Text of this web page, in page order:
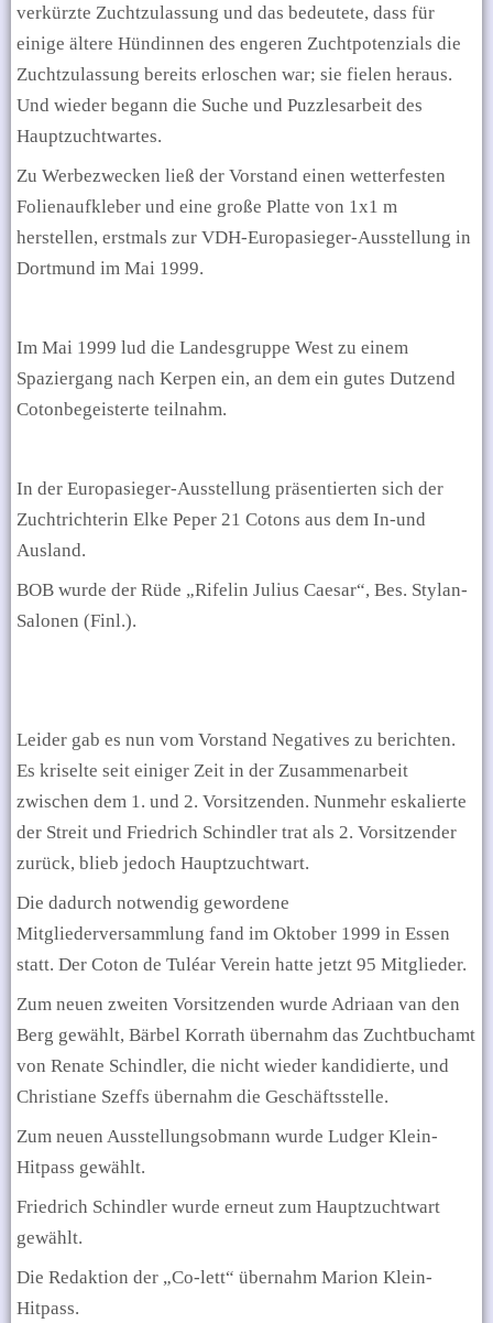
verkürzte Zuchtzulassung und das bedeutete, dass für
einige ältere Hündinnen des engeren Zuchtpotenzials die
Zuchtzulassung bereits erloschen war; sie fielen heraus.
Und wieder begann die Suche und Puzzlesarbeit des
Hauptzuchtwartes.
Zu Werbezwecken ließ der Vorstand einen wetterfesten
Folienaufkleber und eine große Platte von 1x1 m
herstellen, erstmals zur VDH-Europasieger-Ausstellung in
Dortmund im Mai 1999.
Im Mai 1999 lud die Landesgruppe West zu einem
Spaziergang nach Kerpen ein, an dem ein gutes Dutzend
Cotonbegeisterte teilnahm.
In der Europasieger-Ausstellung präsentierten sich der
Zuchtrichterin Elke Peper 21 Cotons aus dem In-und
Ausland.
BOB wurde der Rüde „Rifelin Julius Caesar“, Bes. Stylan-
Salonen (Finl.).
Leider gab es nun vom Vorstand Negatives zu berichten.
Es kriselte seit einiger Zeit in der Zusammenarbeit
zwischen dem 1. und 2. Vorsitzenden. Nunmehr eskalierte
der Streit und Friedrich Schindler trat als 2. Vorsitzender
zurück, blieb jedoch Hauptzuchtwart.
Die dadurch notwendig gewordene
Mitgliederversammlung fand im Oktober 1999 in Essen
statt. Der Coton de Tuléar Verein hatte jetzt 95 Mitglieder.
Zum neuen zweiten Vorsitzenden wurde Adriaan van den
Berg gewählt, Bärbel Korrath übernahm das Zuchtbuchamt
von Renate Schindler, die nicht wieder kandidierte, und
Christiane Szeffs übernahm die Geschäftsstelle.
Zum neuen Ausstellungsobmann wurde Ludger Klein-
Hitpass gewählt.
Friedrich Schindler wurde erneut zum Hauptzuchtwart
gewählt.
Die Redaktion der „Co-lett“ übernahm Marion Klein-
Hitpass.